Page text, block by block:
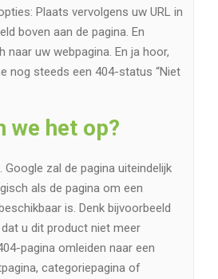
Plaats vervolgens uw URL in
boven aan de pagina. En
naar uw webpagina. En ja hoor,
nog steeds een 404-status “Niet
we het op?
zal de pagina uiteindelijk
als de pagina om een
is. Denk bijvoorbeeld
u dit product niet meer
pagina omleiden naar een
categoriepagina of